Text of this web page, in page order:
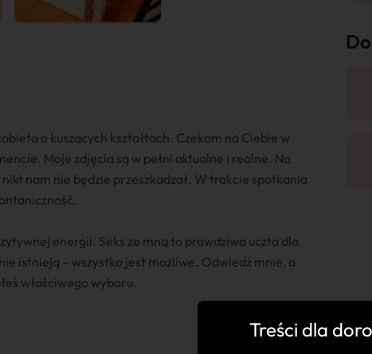
o kuszących kształtach. Czekam na Ciebie w
Moje zdjęcia są w pełni aktualne i realne. Na
nam nie będzie przeszkadzał. W trakcie spotkania
energii. Seks ze mną to prawdziwa uczta dla
istnieją – wszystko jest możliwe. Odwiedź mnie, a
właściwego wyboru.
Treści dla